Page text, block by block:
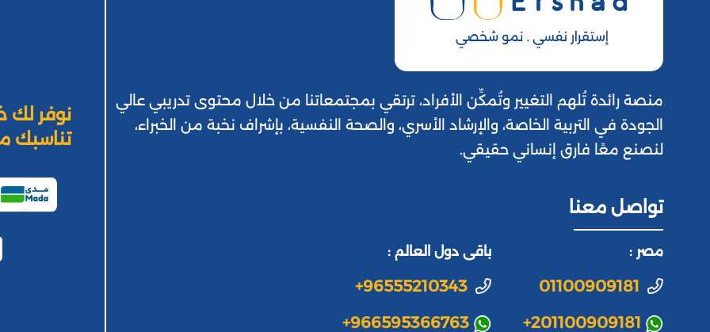
منصة رائدة تُلهم التغيير وتُمكِّن الأفراد، ترتقي بمجتمعاتنا من خلال محتوى تدريبي عالي
الجودة في التربية الخاصة، والإرشاد الأسري، والصحة النفسية، بإشراف نخبة من الخبراء،
لنصنع معًا فارق إنساني حقيقي.
تواصل معنا
مصر :
01100909181
+201100909181
باقى دول العالم :
+96555210343
+966595366763
نوفر لك
تناسبك